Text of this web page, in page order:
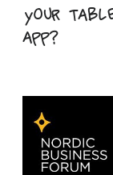
your
app?